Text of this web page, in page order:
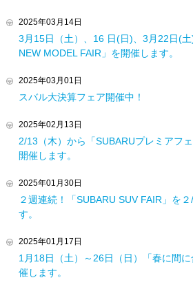
2025年03月14日
3月15日（土）、16 日(日)、3月22日(
NEW MODEL FAIR」を開催します。
2025年03月01日
スバル大決算フェア開催中！
2025年02月13日
2/13（木）から「SUBARUプレミアフ
開催します。
2025年01月30日
２週連続！「SUBARU SUV FAIR」を
す。
2025年01月17日
1月18日（土）～26日（日）「春に間
催します。